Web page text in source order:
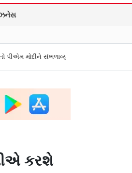
Zepto, BookMyShow, ઇન્ડિગો સહિત
કરશે